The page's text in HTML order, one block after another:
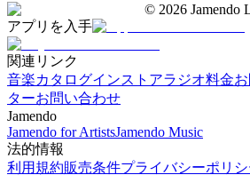
© 2026 Jamendo
アプリを入手
関連リンク
音楽カタログインストアラジオ料金
ターお問い合わせ
Jamendo
Jamendo for ArtistsJamendo Music
法的情報
利用規約販売条件プライバシーポリシ